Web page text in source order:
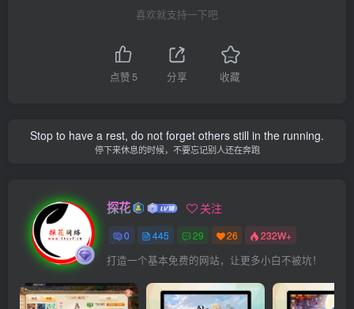
喜欢就支持一下吧
点赞 5 分享 收藏
Stop to have a rest, do not forget others still in the running.
停下来休息的时候，不要忘记别人还在奔跑
探花 关注
0 445 29 26 232W+
打造一个基本免费的网站，让更多小白不被坑！